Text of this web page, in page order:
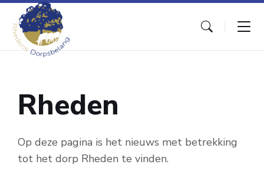
Skip
content
Skip
main
navigation
Skip
footer
Rheden
Op deze pagina is het nieuws met betrekking
tot het dorp Rheden te vinden.